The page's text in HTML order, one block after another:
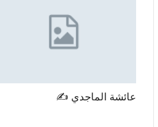
عائشة الماجدي ✍️